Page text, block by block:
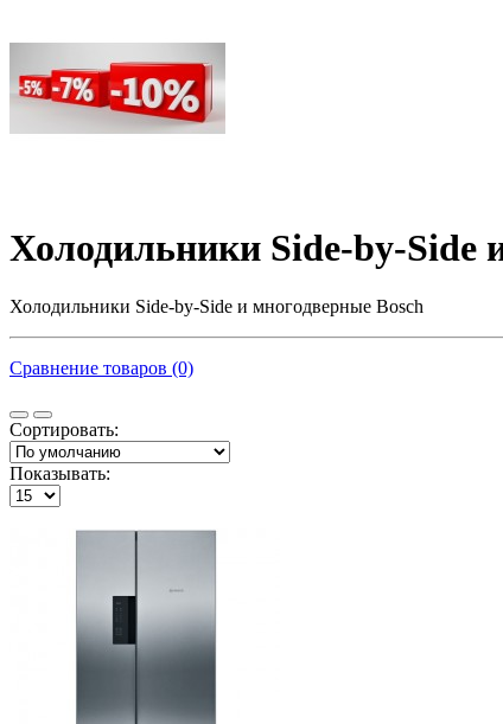
Холодильники Side-by-Side
Холодильники Side-by-Side и многодверные Bosch
Сравнение товаров (0)
Сортировать:
Показывать: